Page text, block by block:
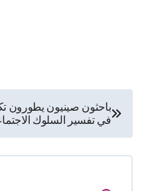
تصفّح
المقالات
باحثون صينيون يطورون
في تفسير السلوك